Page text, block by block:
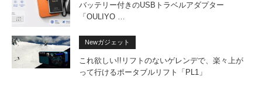
バッテリー付きのUSBトラベルアダプター
「OULIYO …
Newガジェット
これ欲しい!!リフトのないゲレンデで、楽々上が
って行けるポータブルリフト「PL1」